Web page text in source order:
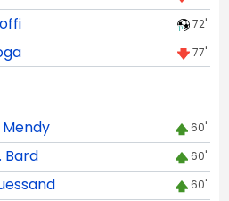
72'
77'
Mendy 60'
Bard 60'
60'